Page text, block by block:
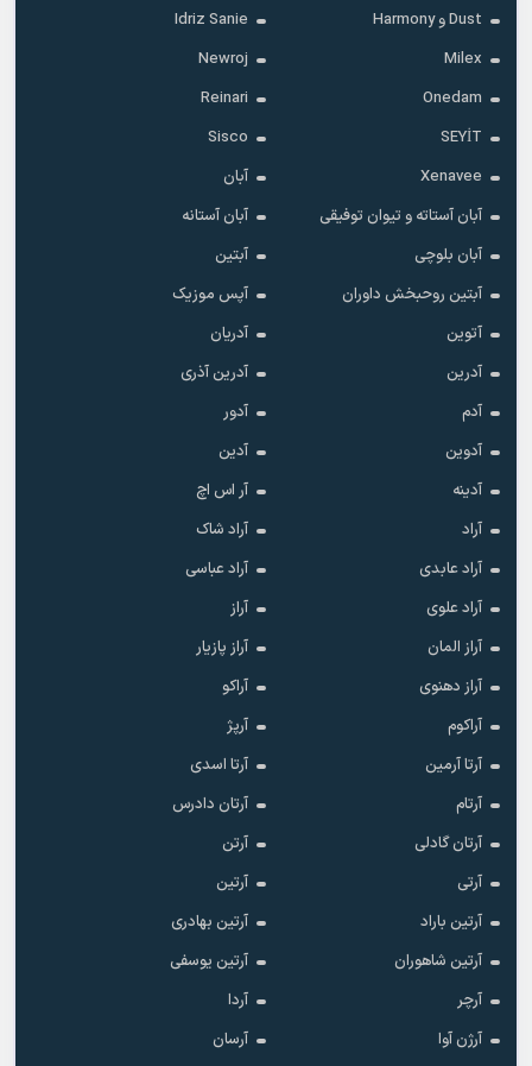
Dust و Harmony
Idriz Sanie
Milex
Newroj
Onedam
Reinari
SEYİT
Sisco
Xenavee
آبان
آبان آستاته و تیوان توفیقی
آبان آستانه
آبان بلوچی
آبتین
آبتین روحبخش داوران
آپس موزیک
آتوین
آدریان
آدرین
آدرین آذری
آدم
آدور
آدوین
آدین
آدینه
آر اس اچ
آراد
آراد شاک
آراد عابدی
آراد عباسی
آراد علوی
آراز
آراز المان
آراز پازیار
آراز دهنوی
آراکو
آراکوم
آرپژ
آرتا آرمین
آرتا اسدی
آرتام
آرتان دادرس
آرتان گادلی
آرتن
آرتی
آرتین
آرتین باراد
آرتین بهادری
آرتین شاهوران
آرتین یوسفی
آرچر
آردا
آرژن آوا
آرسان